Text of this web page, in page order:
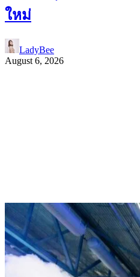
ใหม่
LadyBee
August 6, 2026